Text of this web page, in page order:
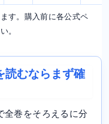
す。購入前に各公式ペ
。
読むならまず確
全巻をそろえるに分